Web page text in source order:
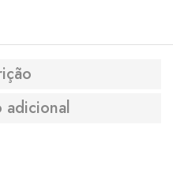
adicional